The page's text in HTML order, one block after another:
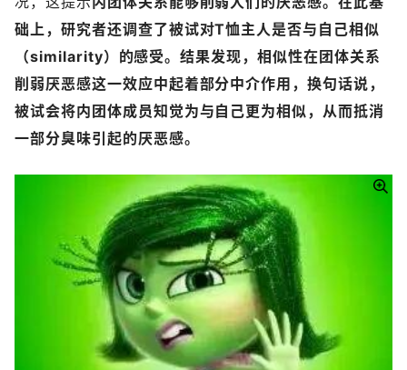
础上，研究者还调查了被试对T恤主人是否与自己相似
（similarity）的感受。结果发现，相似性在团体关系
削弱厌恶感这一效应中起着部分中介作用，换句话说，
被试会将内团体成员知觉为与自己更为相似，从而抵消
一部分臭味引起的厌恶感。